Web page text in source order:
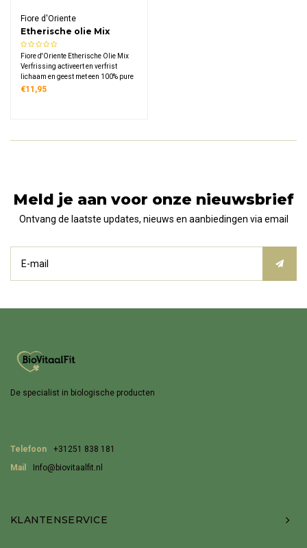
Fiore d'Oriente
Etherische olie Mix
Verfrissing
Fiore d'Oriente Etherische Olie Mix
Verfrissing activeert en verfrist
lichaam en geest met een 100% pure
blend van citroen, tijm en zoete
€11,95
Meld je aan voor onze nieuwsbrief
Ontvang de laatste updates, nieuws en aanbiedingen via email
De specialist in biologische producten
Telefoon
+31251 838 181
Mail
Info@biovitaalfit.nl
KLANTENSERVICE